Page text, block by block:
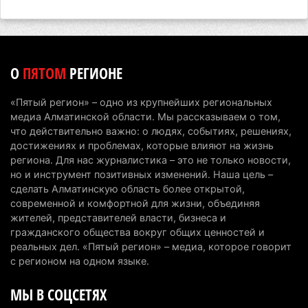
катеров для Formula-1 H2O и откроют академию
директора по коммуникациям
4 августа 2026 г. 20:22 89
Партия «Әділет» предложила превратить
университеты в центры технологий и новых
рабочих мест
4 августа 2026 г. 15:11
В Алматинской области назначили нового
председателя административного суда
ОПЯТОМ РЕГИОНЕ
«Пятый регион» – одно из крупнейших региональных
медиа Алматинской области. Мы рассказываем о том,
что действительно важно: о людях, событиях, решениях,
достижениях и проблемах, которые влияют на жизнь
региона. Для нас журналистика – это не только новости,
но и инструмент позитивных изменений. Наша цель –
сделать Алматинскую область более открытой,
современной и комфортной для жизни, объединяя
жителей, представителей власти, бизнеса и
гражданского общества вокруг общих ценностей и
реальных дел. «Пятый регион» – медиа, которое говорит
с регионом на одном языке.
МЫ В СОЦСЕТЯХ